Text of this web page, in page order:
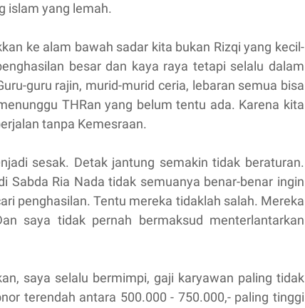
islam yang lemah.
ke alam bawah sadar kita bukan Rizqi yang kecil-
besar dan kaya raya tetapi selalu dalam
guru rajin, murid-murid ceria, lebaran semua bisa
THRan yang belum tentu ada. Karena kita
tanpa Kemesraan.
sesak. Detak jantung semakin tidak beraturan.
Sabda Ria Nada tidak semuanya benar-benar ingin
penghasilan. Tentu mereka tidaklah salah. Mereka
saya tidak pernah bermaksud menterlantarkan
saya selalu bermimpi, gaji karyawan paling tidak
terendah antara 500.000 - 750.000,- paling tinggi